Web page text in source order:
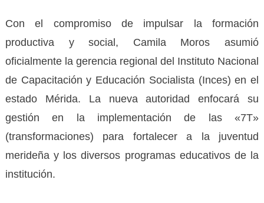
Con el compromiso de impulsar la formación
productiva y social, Camila Moros asumió
oficialmente la gerencia regional del Instituto Nacional
de Capacitación y Educación Socialista (Inces) en el
estado Mérida. La nueva autoridad enfocará su
gestión en la implementación de las «7T»
(transformaciones) para fortalecer a la juventud
merideña y los diversos programas educativos de la
institución.